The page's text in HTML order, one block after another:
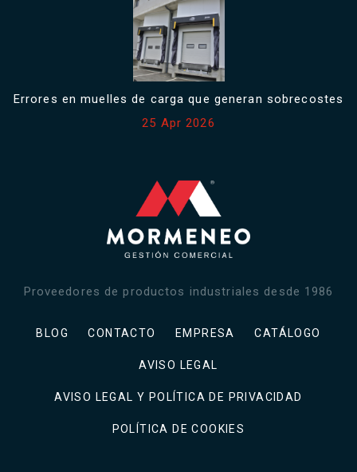
Errores en muelles de carga que generan sobrecostes
25 Apr 2026
Proveedores de productos industriales desde 1986
BLOG CONTACTO EMPRESA CATÁLOGO
AVISO LEGAL
AVISO LEGAL Y POLÍTICA DE PRIVACIDAD
POLÍTICA DE COOKIES